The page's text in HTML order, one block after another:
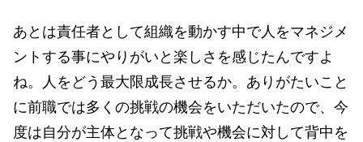
あとは責任者として組織を動かす中で人をマネジメ
ントする事にやりがいと楽しさを感じたんですよ
ね。人をどう最大限成長させるか。ありがたいこと
に前職では多くの挑戦の機会をいただいたので、今
度は自分が主体となって挑戦や機会に対して背中を